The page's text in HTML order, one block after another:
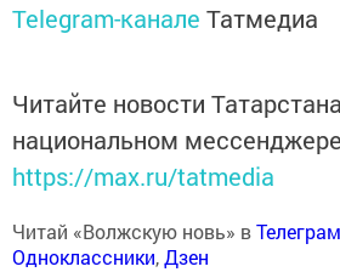
Telegram-канале Татмедиа
Читайте новости
национальном
https://max.ru/tatmedia
Читай «Волжскую новь» вТелеграм
Одноклассники,Дзен